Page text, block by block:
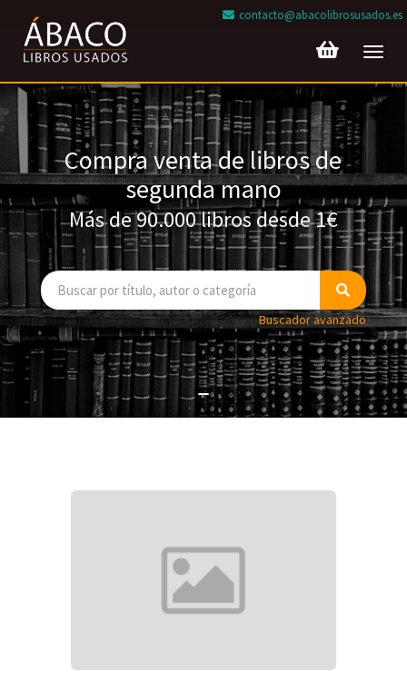
contacto@abacolibrosusados.es
Compra venta de libros de
segunda mano
Más de 90.000 libros desde 1€
Buscador avanzado